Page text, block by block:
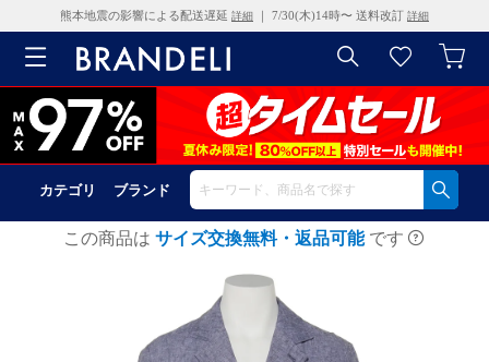
熊本地震の影響による配送遅延 詳細 ｜ 7/30(木)14時〜 送料改訂 詳細
カテゴリ ブランド
この商品は サイズ交換無料・返品可能 です